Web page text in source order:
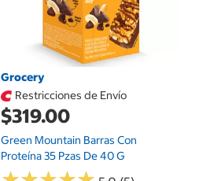
Grocery
Restricciones de Envío
$319.00
Green Mountain Barras Con
Proteína 35 Pzas De 40 G